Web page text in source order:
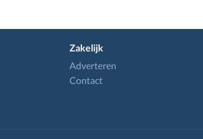
Zakelijk
Adverteren
Contact